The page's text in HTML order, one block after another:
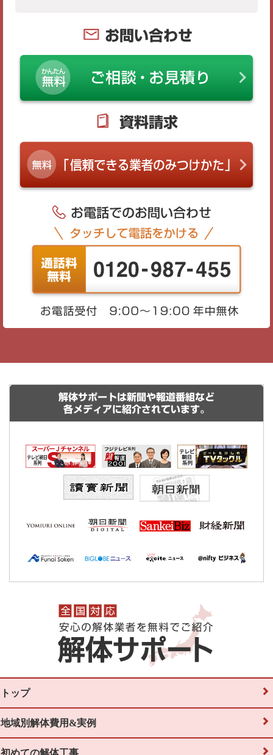
お問い合わせ
資料請求
解体サポートは新聞や報道番組など
各メディアに紹介されています。
トップ
地域別解体費用&実例
初めての解体工事